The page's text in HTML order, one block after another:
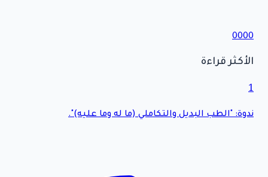
0000
الأكثر قراءة
1
ندوة: "الطب البديل والتكاملي (ما له وما عليه)".